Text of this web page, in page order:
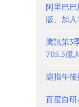
阿里巴
版、加
騰訊第3
705.5億
滬指午
百度自